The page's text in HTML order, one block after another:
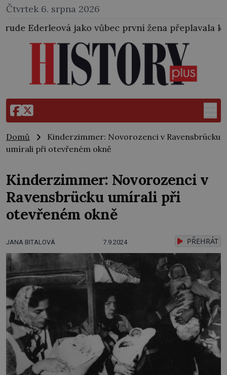
Čtvrtek 6. srpna 2026
první žena přeplavala kanál La Manche.
Domů
Kinderzimmer: Novorozenci v Ravensbrücku
umírali při otevřeném okně
Kinderzimmer: Novorozenci v
Ravensbrücku umírali při
otevřeném okně
JANA BITALOVÁ 7.9.2024 PŘEHRÁT